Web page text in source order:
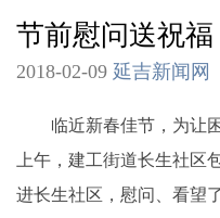
节前慰问送祝
2018-02-09 延吉新闻网
临近新春佳节，为让困
上午，建工街道长生社区
进长生社区，慰问、看望